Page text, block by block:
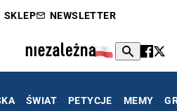
SKLEP NEWSLETTER
ŚWIAT PETYCJE MEMY